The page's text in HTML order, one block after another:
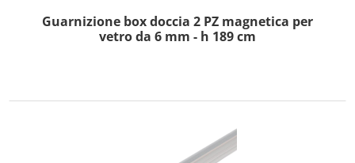
Guarnizione box doccia 2 PZ magnetica per
vetro da 6 mm - h 189 cm